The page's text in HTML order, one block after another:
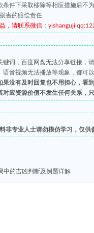
条件下采取移除等相应措施后
害的赔偿责任
，请联系微信：yishanguji
键词，百度网盘无法分享链接，
语音视频无法播放等现象，都可
果没有及时回复也不用担心，看
对应资源价值不发生任何关系，
非专业人士请勿模仿学习，仅供
中的吉凶判断及例题详解